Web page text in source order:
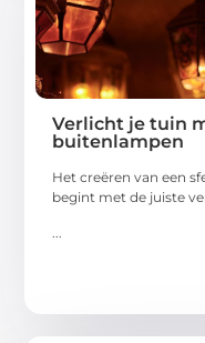
Verlicht je tuin
buitenlampen
Het creëren van een
begint met de juiste
...